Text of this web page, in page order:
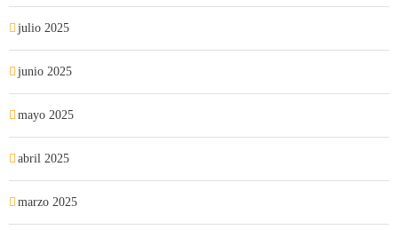
julio 2025
junio 2025
mayo 2025
abril 2025
marzo 2025